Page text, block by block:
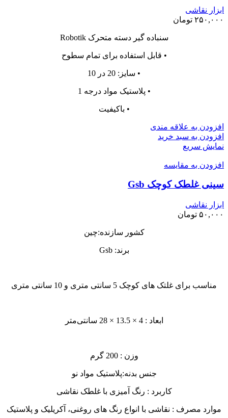
ابزار نقاشی
۲۵۰,۰۰۰ تومان
سنباده گیر دسته متحرک Robotik
• قابل استفاده برای تمام سطوح
• سایز: 20 در 10
• پلاستیک مواد درجه 1
• باکیفیت
افزودن به علاقه مندی
افزودن به سبد خرید
نمایش سریع
افزودن به مقایسه
سینی غلطک کوچک Gsb
ابزار نقاشی
۵۰,۰۰۰ تومان
کشور سازنده:چین
برند: Gsb
مناسب برای غلتک های کوچک 5 سانتی متری و 10 سانتی متری
ابعاد : 4 × 13.5 × 28 سانتی‌متر
وزن : 200 گرم
جنس بدنه:پلاستیک مواد نو
کاربرد : رنگ آمیزی با غلطک نقاشی
موارد مصرف : نقاشی با انواع رنگ های روغنی، آکریلیک و پلاستیک